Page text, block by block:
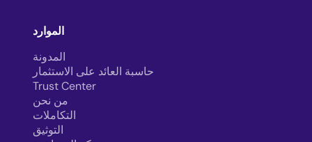
الموارد
المدونة
حاسبة العائد على الاستثمار
Trust Center
من نحن
التكاملات
التوثيق